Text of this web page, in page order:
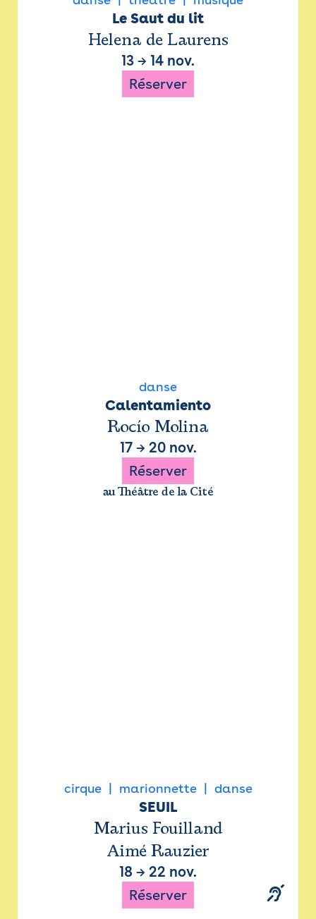
Le Saut du lit
Helena de Laurens
13 → 14 nov.
Réserver
danse
Calentamiento
Rocío Molina
17→ 20 nov.
Réserver
au Théâtre de la Cité
cirque marionnette danse
SEUIL
Marius Fouilland
Aimé Rauzier
18 → 22 nov.
Réserver